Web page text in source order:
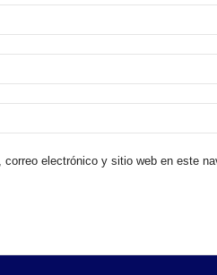
correo electrónico y sitio web en este